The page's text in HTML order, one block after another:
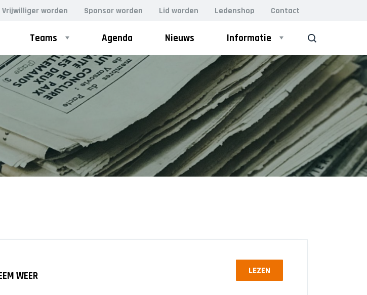
Vrijwilliger worden Sponsor worden Lid worden Ledenshop Contact
Teams
RECREANTEN
Dames Midweek 1
Dames Midweek 2
Agenda Nieuws Informatie
ZOEK
WEER LEZEN